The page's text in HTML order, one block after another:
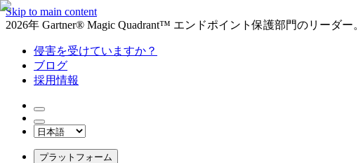
Skip to main content
2026年 Gartner® Magic Quadrant™ エンドポイント保護部門のリーダー
侵害を受けていますか？
ブログ
採用情報
プラットフォーム